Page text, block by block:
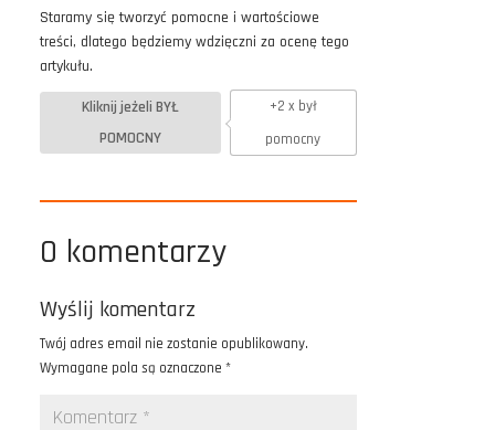
Staramy się tworzyć pomocne i wartościowe
treści, dlatego będziemy wdzięczni za ocenę tego
artykułu.
Kliknij jeżeli BYŁ
POMOCNY
+2 x był
pomocny
0 komentarzy
Wyślij komentarz
Twój adres email nie zostanie opublikowany.
Wymagane pola są oznaczone *